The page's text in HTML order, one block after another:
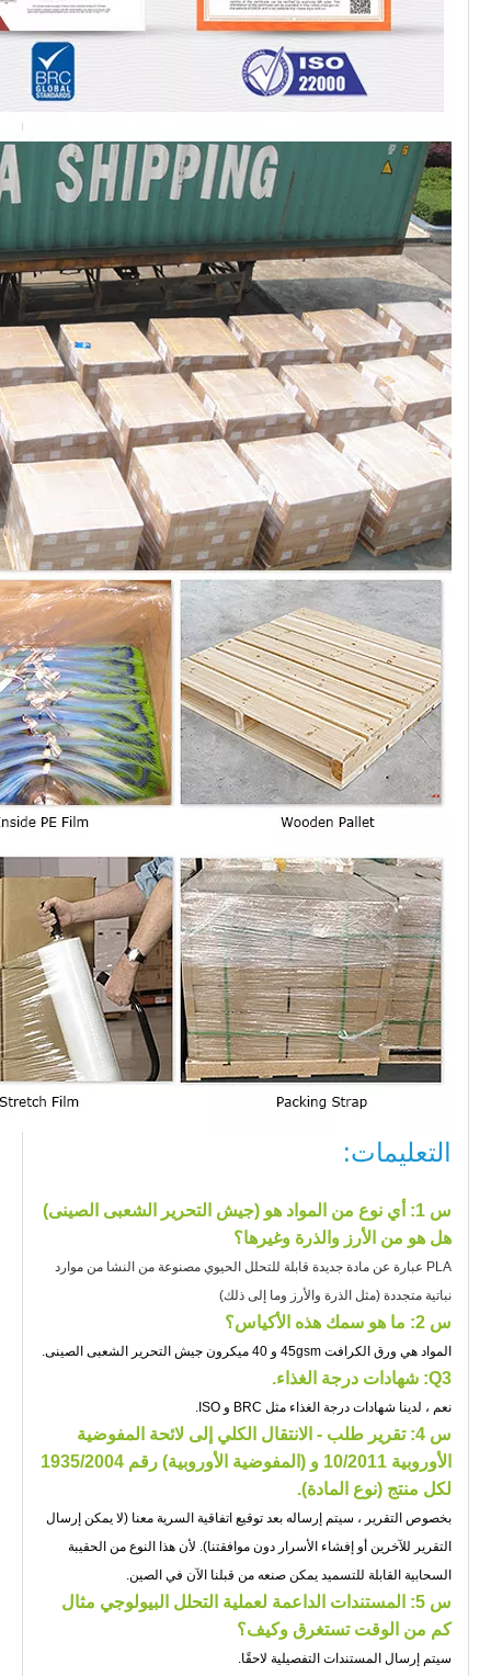
التعليمات:
س 1
: أي نوع من المواد هو (جيش التحرير الشعبى الصينى)
هل هو من الأرز والذرة وغيرها؟
PLA عبارة عن مادة جديدة قابلة للتحلل الحيوي مصنوعة من النشا من موارد
نباتية متجددة (مثل الذرة والأرز وما إلى ذلك)
س 2: ما هو سمك هذه الأكياس؟
المواد هي ورق الكرافت 45gsm و 40 ميكرون جيش التحرير الشعبى الصينى.
Q3: شهادات درجة الغذاء.
نعم ، لدينا شهادات درجة الغذاء مثل BRC و ISO.
س 4: تقرير طلب - الانتقال الكلي إلى لائحة المفوضية
الأوروبية 10/2011 و (المفوضية الأوروبية) رقم 1935/2004
لكل منتج (نوع المادة).
بخصوص التقرير ، سيتم إرساله بعد توقيع اتفاقية السرية معنا (لا يمكن إرسال
التقرير للآخرين أو إفشاء الأسرار دون موافقتنا). لأن هذا النوع من الحقيبة
السحابية القابلة للتسميد يمكن صنعه من قبلنا الآن في الصين.
س 5: المستندات الداعمة لعملية التحلل البيولوجي مثال
كم من الوقت تستغرق وكيف؟
سيتم إرسال المستندات التفصيلية لاحقًا.